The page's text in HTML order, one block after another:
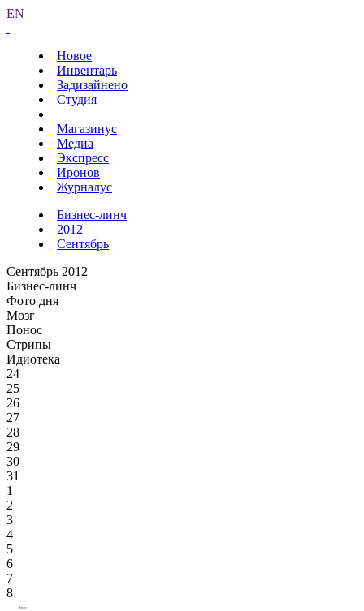
EN
Новое
Инвентарь
Задизайнено
Студия
Магазинус
Медиа
Экспресс
Иронов
Журналус
Бизнес-линч
2012
Сентябрь
Сентябрь 2012
Бизнес-линч
Фото дня
Мозг
Понос
Стрипы
Идиотека
24
25
26
27
28
29
30
31
1
2
3
4
5
6
7
8